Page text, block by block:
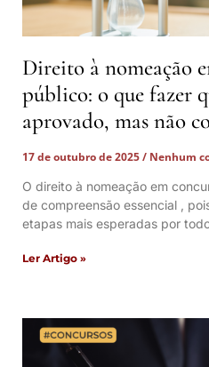
Direito à nomeação
público: o que fazer
aprovado, mas não
17 de outubro de 2025
Nenhum
O direito à nomeação em
de compreensão essencial ,
etapas mais esperadas por
Ler Artigo »